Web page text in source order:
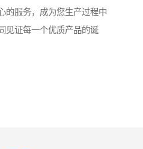
的服务，成为您生产过程中
见证每一个优质产品的诞